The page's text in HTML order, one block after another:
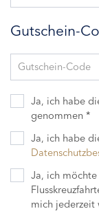
Gutschein-
Gutschein-Code
Ja, ich habe
genommen *
Ja, ich habe
Ja, ich
mich jederzeit